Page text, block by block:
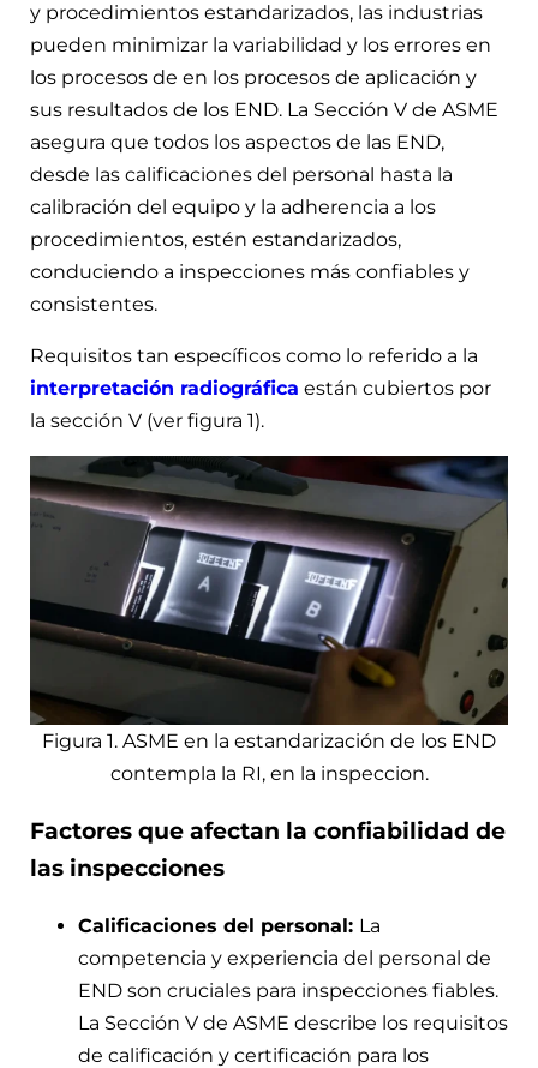
y procedimientos estandarizados, las industrias
pueden minimizar la variabilidad y los errores en
los procesos de en los procesos de aplicación y
sus resultados de los END. La Sección V de ASME
asegura que todos los aspectos de las END,
desde las calificaciones del personal hasta la
calibración del equipo y la adherencia a los
procedimientos, estén estandarizados,
conduciendo a inspecciones más confiables y
consistentes.
Requisitos tan específicos como lo referido a la
interpretación radiográfica están cubiertos por
la sección V (ver figura 1).
Figura 1. ASME en la estandarización de los END
contempla la RI, en la inspeccion.
Factores que afectan la confiabilidad de
las inspecciones
Calificaciones del personal: La
competencia y experiencia del personal de
END son cruciales para inspecciones fiables.
La Sección V de ASME describe los requisitos
de calificación y certificación para los